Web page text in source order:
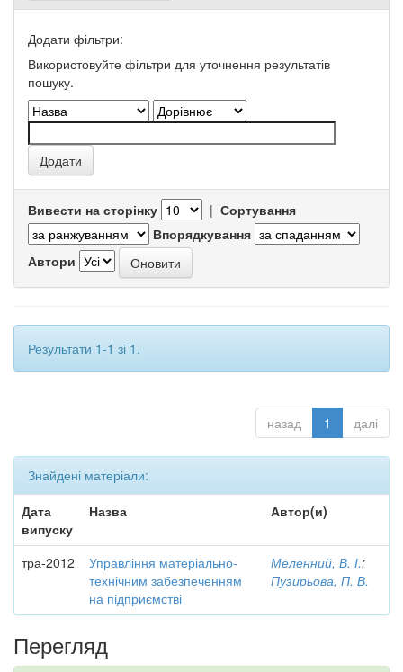
Додати фільтри:
Використовуйте фільтри для уточнення результатів
пошуку.
Вивести на сторінку | Сортування
Впорядкування
Автори
Результати 1-1 зі 1.
назад 1 далі
Знайдені матеріали:
Дата
випуску
Назва Автор(и)
тра-2012
Управління матеріально-
технічним забезпеченням
на підприємстві
Меленний, В. І.;
Пузирьова, П. В.
Перегляд